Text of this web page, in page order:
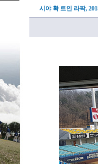
시야 확 트인 라팍,